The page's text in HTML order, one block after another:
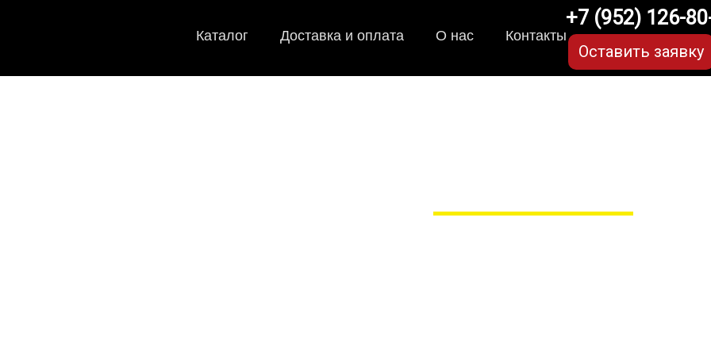
Каталог Доставка и оплата О нас Контакты
+7 (952) 126-
Оставить заявку